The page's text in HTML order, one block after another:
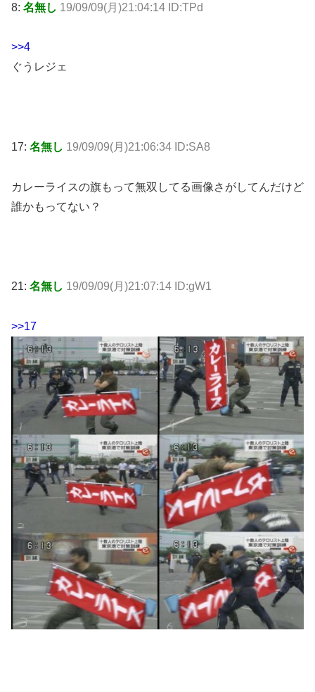
8: 名無し 19/09/09(月)21:04:14 ID:TPd
>>4
ぐうレジェ
17: 名無し 19/09/09(月)21:06:34 ID:SA8
カレーライスの旗もって無双してる画像さがしてんだけど
誰かもってない？
21: 名無し 19/09/09(月)21:07:14 ID:gW1
>>17